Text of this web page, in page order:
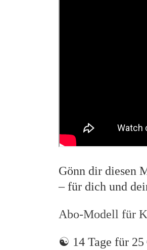
Gönn dir diesen
– für dich und
Abo-Modell für
☯ 14 Tage für